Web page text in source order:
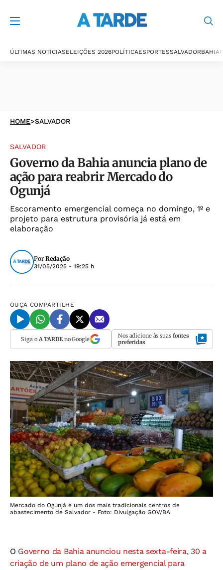
ÚLTIMAS NOTÍCIASELEIÇÕES 2026POLÍTICAESPORTESSALVADORBAHIA
HOME>SALVADOR
SALVADOR
Governo da Bahia anuncia plano de
ação para reabrir Mercado do
Ogunjá
Escoramento emergencial começa no domingo, 1º e
projeto para estrutura provisória já está em
elaboração
Por Redação
31/05/2025 - 19:25 h
OUÇA COMPARTILHE
Siga o A TARDEno Google Nos adicione às suas fontes
preferidas
Mercado do Ogunjá é um dos mais tradicionais centros de
abastecimento de Salvador - Foto: Divulgação GOV/BA
O Governo da Bahia anunciou nesta sexta-feira, 30 a
criação de um plano de ação emergencial para